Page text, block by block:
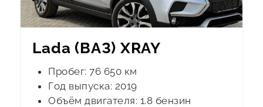
Lada (ВАЗ) XRAY
Пробег: 76 650 км
Год выпуска: 2019
Объём двигателя: 1.8 бензин